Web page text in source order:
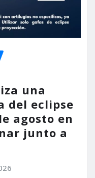
una
del eclipse
agosto en
junto a